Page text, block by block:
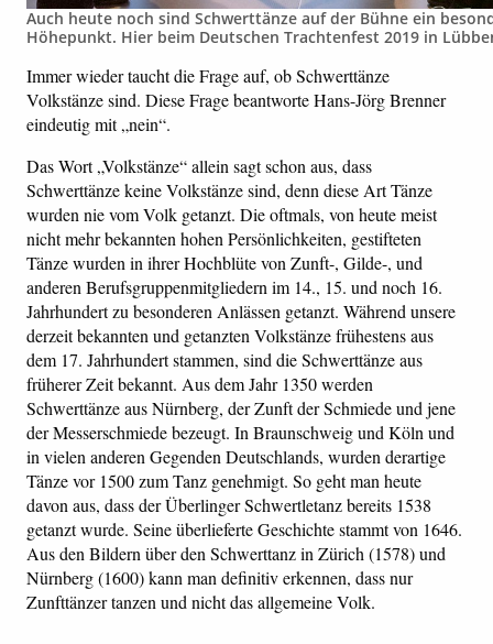
Auch heute noch sind Schwerttänze auf der Bühne ein
Höhepunkt. Hier beim Deutschen Trachtenfest 2019 in
Immer wieder taucht die Frage auf, ob Schwerttänze
Volkstänze sind. Diese Frage beantworte Hans-Jörg Brenner
eindeutig mit „nein“.
Das Wort „Volkstänze“ allein sagt schon aus, dass
Schwerttänze keine Volkstänze sind, denn diese Art Tänze
wurden nie vom Volk getanzt. Die oftmals, von heute meist
nicht mehr bekannten hohen Persönlichkeiten, gestifteten
Tänze wurden in ihrer Hochblüte von Zunft-, Gilde-, und
anderen Berufsgruppenmitgliedern im 14., 15. und noch 16.
Jahrhundert zu besonderen Anlässen getanzt. Während unsere
derzeit bekannten und getanzten Volkstänze frühestens aus
dem 17. Jahrhundert stammen, sind die Schwerttänze aus
früherer Zeit bekannt. Aus dem Jahr 1350 werden
Schwerttänze aus Nürnberg, der Zunft der Schmiede und jene
der Messerschmiede bezeugt. In Braunschweig und Köln und
in vielen anderen Gegenden Deutschlands, wurden derartige
Tänze vor 1500 zum Tanz genehmigt. So geht man heute
davon aus, dass der Überlinger Schwertletanz bereits 1538
getanzt wurde. Seine überlieferte Geschichte stammt von 1646.
Aus den Bildern über den Schwerttanz in Zürich (1578) und
Nürnberg (1600) kann man definitiv erkennen, dass nur
Zunfttänzer tanzen und nicht das allgemeine Volk.